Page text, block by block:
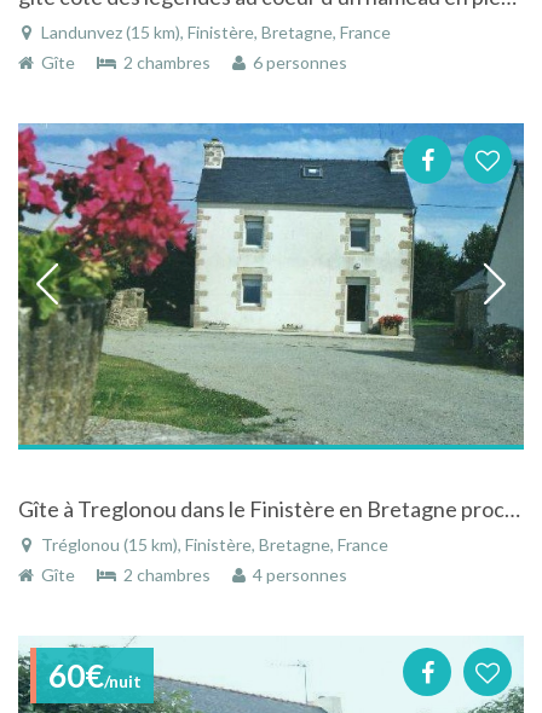
Landunvez (15 km), Finistère, Bretagne, France
Gîte
2 chambres 6 personnes
Gîte à Treglonou dans le Finistère en Bretagne proche des plages
Tréglonou (15 km), Finistère, Bretagne, France
Gîte
2 chambres 4 personnes
60€/nuit